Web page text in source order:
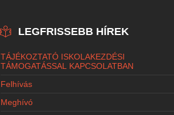
LEGFRISSEBB HÍREK
TÁJÉKOZTATÓ ISKOLAKEZDÉSI
TÁMOGATÁSSAL KAPCSOLATBAN
Felhívás
Meghívó